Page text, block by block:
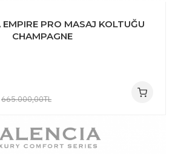
PRO MASAJ KOLTUĞU
CHAMPAGNE
665.000,00TL